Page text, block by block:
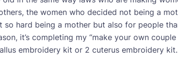
the women who decided not being a
hard being a mother but also for people
it’s completing my “make your own couple
embroidery kit or 2 cuterus embroidery